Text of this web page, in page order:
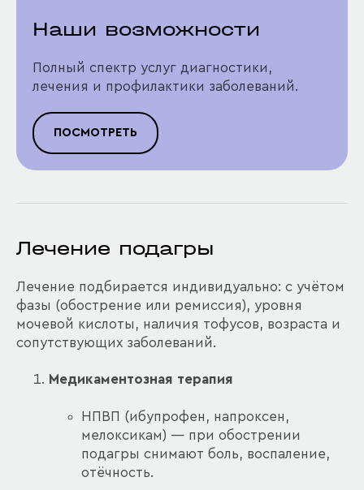
Наши возможности
Полный спектр услуг диагностики,
лечения и профилактики заболеваний.
ПОСМОТРЕТЬ
Лечение подагры
Лечение подбирается индивидуально: с учётом
фазы (обострение или ремиссия), уровня
мочевой кислоты, наличия тофусов, возраста и
сопутствующих заболеваний.
Медикаментозная терапия
НПВП (ибупрофен, напроксен,
мелоксикам) — при обострении
подагры снимают боль, воспаление,
отёчность.